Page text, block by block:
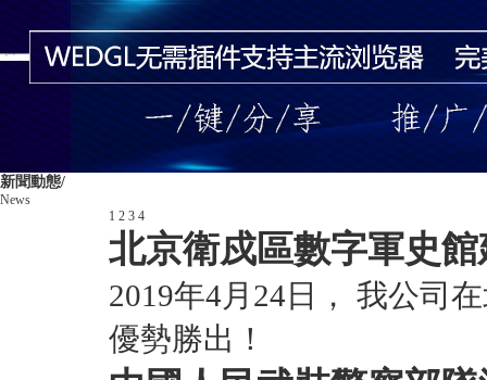
新聞動態/
News
1 2 3 4
北京衛戍區數字軍史
2019年4月24日， 我公司
優勢勝出！